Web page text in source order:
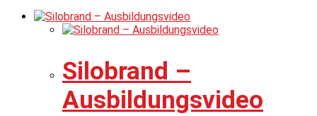
Silobrand –
Ausbildungsvideo